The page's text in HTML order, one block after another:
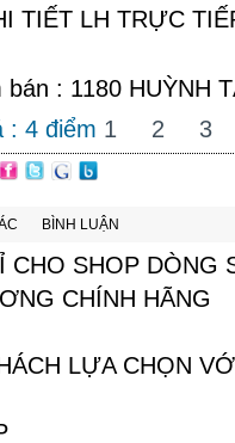
TIẾT LH TRỰC
: 1180 HUỲNH
: 4 điểm 1 2 3
BÌNH LUẬN
CHO SHOP DÒNG
CHÍNH HÃNG
LỰA CHỌN